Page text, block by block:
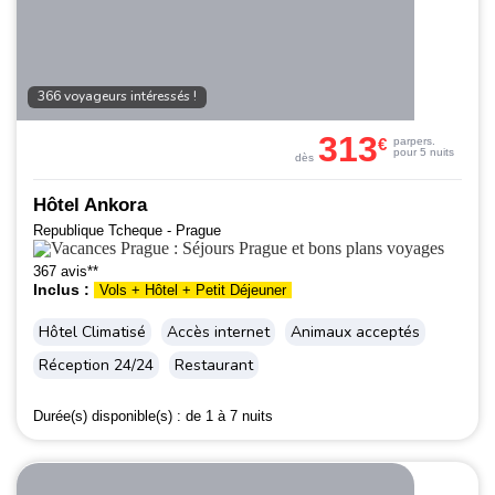
366 voyageurs intéressés !
Hôtel Ankora
Republique Tcheque - Prague
367 avis**
Inclus : Vols + Hôtel + Petit Déjeuner
Hôtel Climatisé Accès internet
Animaux acceptés
Réception 24/24
Restaurant
Durée(s) disponible(s) : de 1 à 7 nuits
dès 313€ parpers.
pour 5 nuits